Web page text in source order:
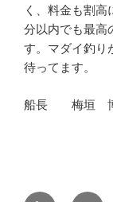
く、料金も割
分以内でも最高
す。マダイ釣り
待ってます。
船長 梅垣